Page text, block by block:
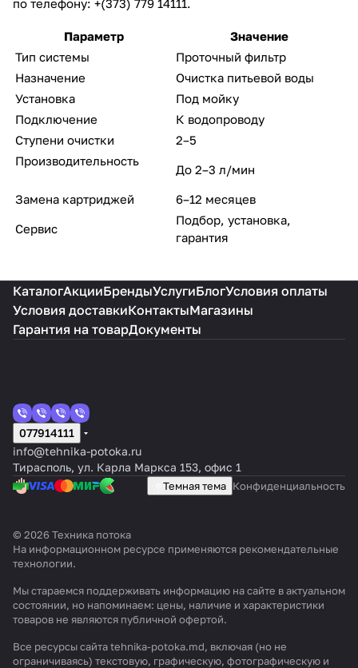
по телефону: +(373) 779 14111.
Параметр
Значение
Тип системы
Проточный фильтр
Назначение
Очистка питьевой воды
Установка
Под мойку
Подключение
К водопроводу
Ступени очистки
2–5
Производительность
До 2–3 л/мин
Замена картриджей 6–12 месяцев
Сервис
Подбор, установка,
гарантия
КаталогАкцииБрендыУслугиБлогУсловия оплаты
Условия доставкиКонтактыМагазины
Гарантия на товарДокументы
077914111
info@tehnika-potoka.ru
Тирасполь, ул. Карла Маркса 153, офис 1
Темная тема Конфиденциальность
© 2026 Техника потока
На информационном ресурсе применяются рекомендательные
технологии.
Мы стараемся поддерживать информацию на сайте в актуальном
состоянии, но напоминаем: цены, наличие и характеристики
товаров не являются публичной офертой.
Все ресурсы сайта tehnika-potoka.md, включая (но не
ограничиваясь) текстовую, графическую, фотографическую и